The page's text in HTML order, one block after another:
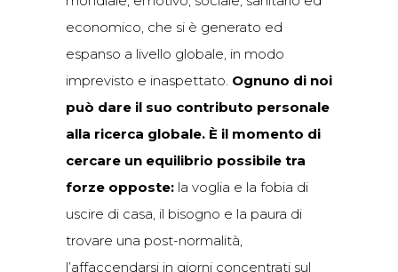
economico, che si è generato ed
espanso a livello globale, in modo
imprevisto e inaspettato. Ognuno di noi
può dare il suo contributo personale
alla ricerca globale. È il momento di
cercare un equilibrio possibile tra
forze opposte: la voglia e la fobia di
uscire di casa, il bisogno e la paura di
trovare una post-normalità,
l’affaccendarsi in giorni concentrati sul